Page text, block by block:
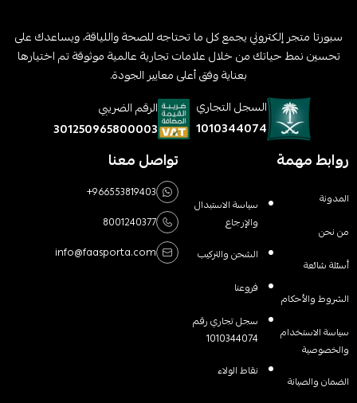
سبورتا متجر إلكتروني يجمع كل ما تحتاجه للصحة واللياقة، ويساعدك على
تحسين نمط حياتك من خلال علامات تجارية عالمية موثوقة تم اختيارها
بعناية وفق أعلى معايير الجودة.
السجل التجاري
1010344074
الرقم الضريبي
301250965800003
روابط مهمة
المدونة
من نحن
أسئلة شائعة
الشروط والأحكام
سياسة الاستخدام
والخصوصية
الضمان والصيانة
سياسة الاستبدال
والإرجاع
الشحن والتركيب
فروعنا
سجل تجاري رقم
1010344074
نقاط الولاء
تواصل معنا
+966553819403
8001240377
info@faasporta.com